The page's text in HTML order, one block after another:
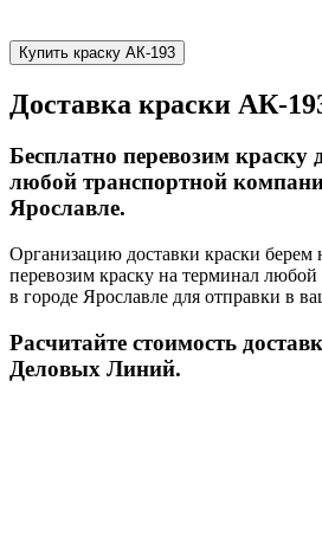
Купить краску АК-193
Доставка краски АК-
Бесплатно перевозим краску
любой транспортной
Ярославле.
Организацию доставки краски берем
перевозим краску на терминал
в городе Ярославле для отправки в
Расчитайте стоимость
Деловых Линий.